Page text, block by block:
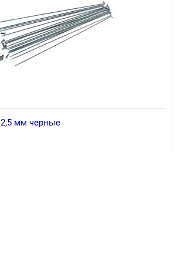
мм черные